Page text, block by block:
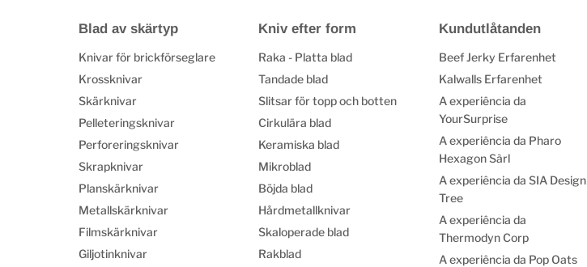
Blad av skärtyp
Knivar för brickförseglare
Krossknivar
Skärknivar
Pelleteringsknivar
Perforeringsknivar
Skrapknivar
Planskärknivar
Metallskärknivar
Filmskärknivar
Giljotinknivar
Kniv efter form
Raka - Platta blad
Tandade blad
Slitsar för topp och botten
Cirkulära blad
Keramiska blad
Mikroblad
Böjda blad
Hårdmetallknivar
Skaloperade blad
Rakblad
Kundutlåtanden
Beef Jerky Erfarenhet
Kalwalls Erfarenhet
A experiência da
YourSurprise
A experiência da Pharo
Hexagon Sàrl
A experiência da SIA Design
Tree
A experiência da
Thermodyn Corp
A experiência da Pop Oats